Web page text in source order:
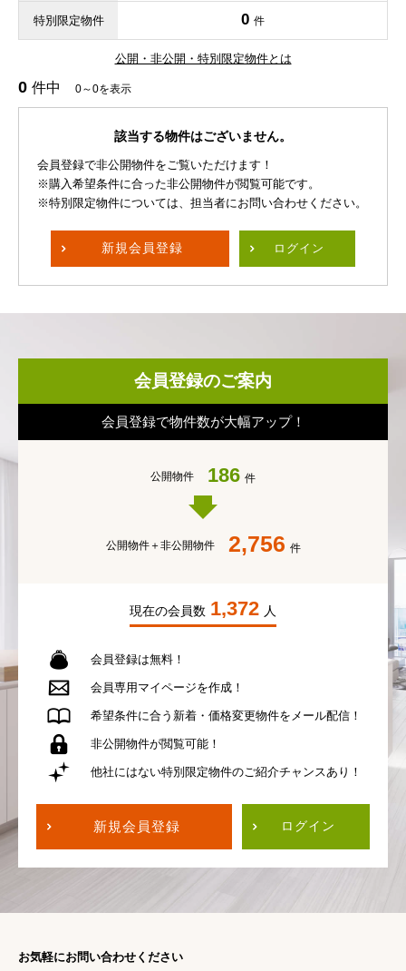
特別限定物件 0 件
公開・非公開・特別限定物件とは
0 件中 0～0を表示
該当する物件はございません。
会員登録で非公開物件をご覧いただけます！
※購入希望条件に合った非公開物件が閲覧可能です。
※特別限定物件については、担当者にお問い合わせください。
新規会員登録 ログイン
会員登録のご案内
会員登録で物件数が大幅アップ！
公開物件 186 件
公開物件＋非公開物件 2,756 件
現在の会員数 1,372 人
会員登録は無料！
会員専用 マイページを作成！
希望条件に合う 新着・価格変更物件を メール配信！
非公開物件が閲覧可能！
他社にはない特別限定物件のご紹介チャンスあり！
新規会員登録 ログイン
お気軽にお問い合わせください